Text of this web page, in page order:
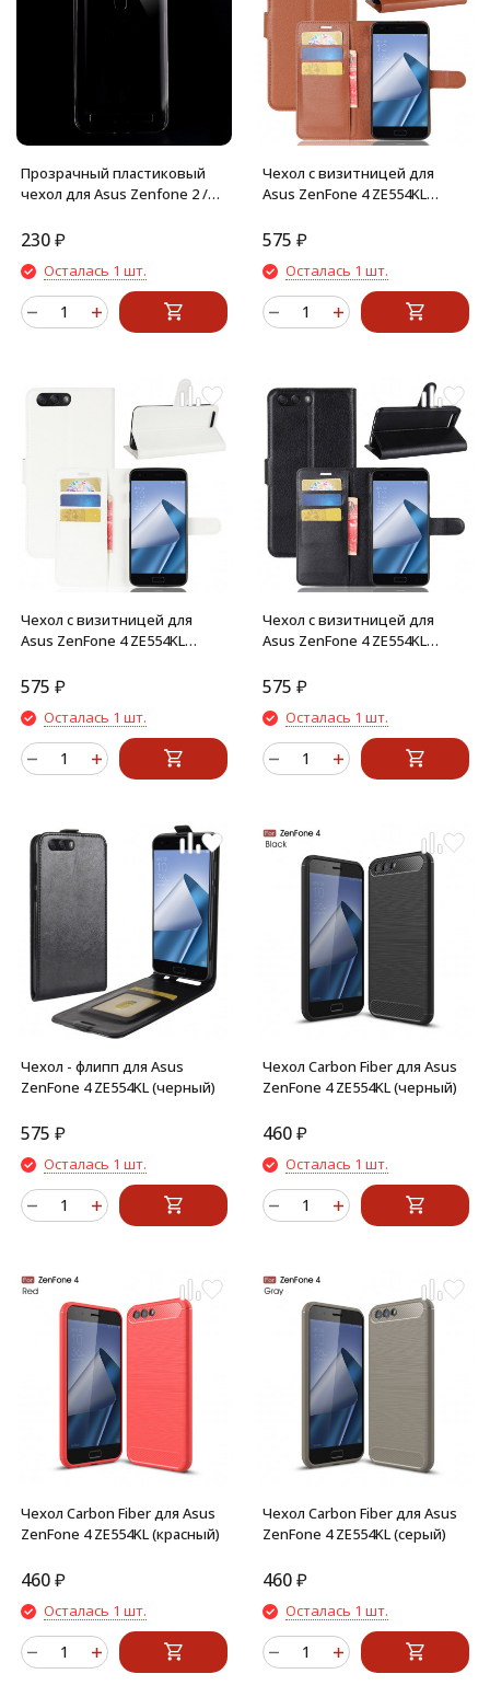
Прозрачный пластиковый
чехол для Asus Zenfone 2 /
230₽
Осталась 1 шт.
Чехол с визитницей для
Asus ZenFone 4 ZE554KL
575 ₽
Осталась 1 шт.
Чехол с визитницей для
Asus ZenFone 4 ZE554KL
575 ₽
Осталась 1 шт.
Чехол с визитницей для
Asus ZenFone 4 ZE554KL
575 ₽
Осталась 1 шт.
Чехол - флипп для Asus
ZenFone 4 ZE554KL (черный)
575 ₽
Осталась 1 шт.
Чехол Carbon Fiber для Asus
ZenFone 4 ZE554KL (черный)
460₽
Осталась 1 шт.
Чехол Carbon Fiber для Asus
ZenFone 4 ZE554KL (красный)
460₽
Осталась 1 шт.
Чехол Carbon Fiber для Asus
ZenFone 4 ZE554KL (серый)
460₽
Осталась 1 шт.